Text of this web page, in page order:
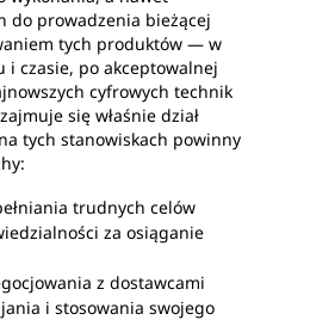
do prowadzenia bieżącej
tych produktów — w
czasie, po akceptowalnej
cyfrowych technik
się właśnie dział
tych stanowiskach powinny
trudnych celów
za osiąganie
z dostawcami
i stosowania swojego